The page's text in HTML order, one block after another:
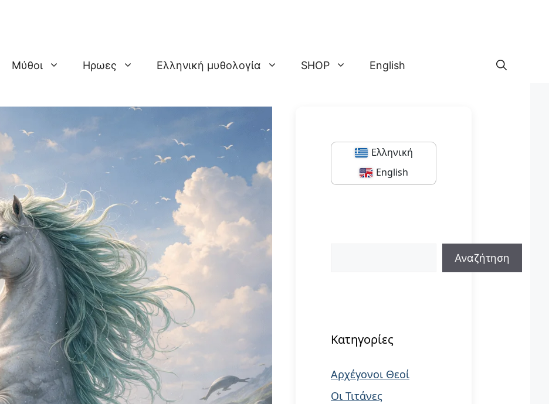
Μύθοι Ηρωες Ελληνική μυθολογία SHOP English
Ελληνική
English
Αναζήτηση
Κατηγορίες
Αρχέγονοι Θεοί
Οι Τιτάνες